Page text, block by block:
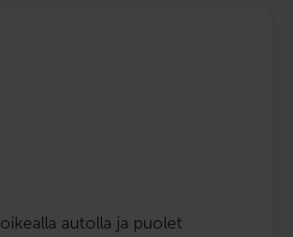
autolla ja puolet